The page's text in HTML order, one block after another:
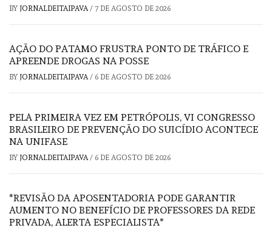
BY JORNALDEITAIPAVA/ 7 DE AGOSTO DE 2026
AÇÃO DO PATAMO FRUSTRA PONTO DE TRÁFICO E
APREENDE DROGAS NA POSSE
BY JORNALDEITAIPAVA/ 6 DE AGOSTO DE 2026
PELA PRIMEIRA VEZ EM PETRÓPOLIS, VI CONGRESSO
BRASILEIRO DE PREVENÇÃO DO SUICÍDIO ACONTECE
NA UNIFASE
BY JORNALDEITAIPAVA/ 6 DE AGOSTO DE 2026
*REVISÃO DA APOSENTADORIA PODE GARANTIR
AUMENTO NO BENEFÍCIO DE PROFESSORES DA REDE
PRIVADA, ALERTA ESPECIALISTA*